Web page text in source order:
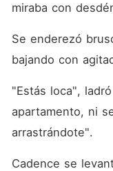
miraba con
Se enderezó
bajando con
"Estás loca",
apartamento, ni
arrastrándote".
Cadence se